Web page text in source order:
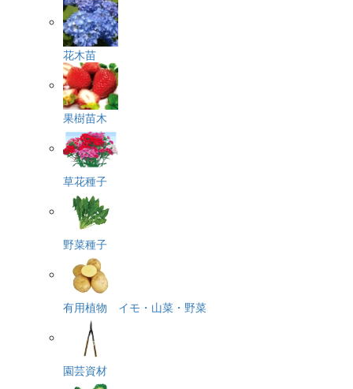
花木苗
果樹苗木
草花種子
野菜種子
有用植物 イモ・山菜・野菜
園芸資材